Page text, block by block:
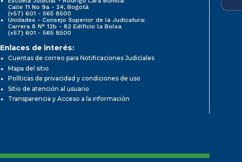
Calle 11 No 9a - 24, Bogotá
(+57) 601 - 565 8500
Unidades - Consejo Superior de la Judicatura:
Carrera 8 N° 12b - 82 Edificio la Bolsa
(+57) 601 - 565 8500
Enlaces de interés:
Cuentas de correo para Notificaciones Judiciales
Mapa del sitio
Políticas de privacidad y condiciones de uso
Sitio de atención al usuario
Transparencia y Acceso a la información